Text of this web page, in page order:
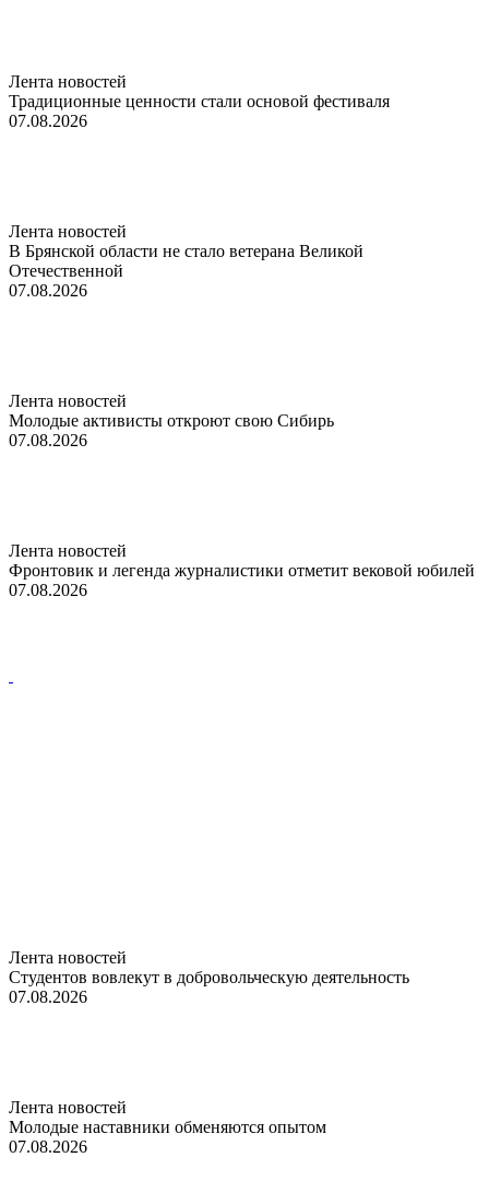
Лента новостей
Традиционные ценности стали основой фестиваля
07.08.2026
Лента новостей
В Брянской области не стало ветерана Великой
Отечественной
07.08.2026
Лента новостей
Молодые активисты откроют свою Сибирь
07.08.2026
Лента новостей
Фронтовик и легенда журналистики отметит вековой юбилей
07.08.2026
Лента новостей
Студентов вовлекут в добровольческую деятельность
07.08.2026
Лента новостей
Молодые наставники обменяются опытом
07.08.2026